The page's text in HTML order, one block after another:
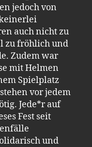
jedoch von
auch nicht zu
zu fröhlich und
Zudem war
mit Helmen
Spielplatz
vor jedem
Jede*r auf
Fest seit
und